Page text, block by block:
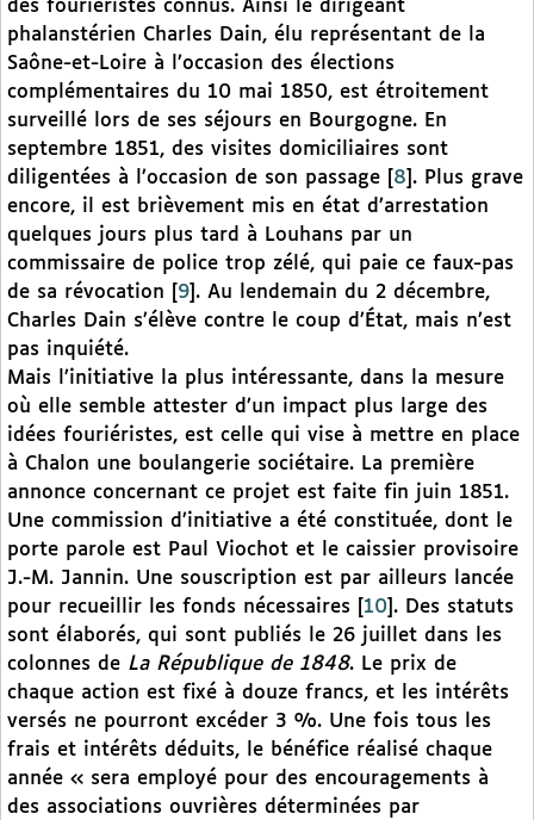
des fouriéristes connus. Ainsi le dirigeant
phalanstérien Charles Dain, élu représentant de la
Saône-et-Loire à l’occasion des élections
complémentaires du 10 mai 1850, est étroitement
surveillé lors de ses séjours en Bourgogne. En
septembre 1851, des visites domiciliaires sont
diligentées à l’occasion de son passage
8 . Plus grave
encore, il est brièvement mis en état d’arrestation
quelques jours plus tard à Louhans par un
commissaire de police trop zélé, qui paie ce faux-pas
de sa révocation
9 . Au lendemain du 2 décembre,
Charles Dain s’élève contre le coup d’État, mais n’est
pas inquiété.
Mais l’initiative la plus intéressante, dans la mesure
où elle semble attester d’un impact plus large des
idées fouriéristes, est celle qui vise à mettre en place
à Chalon une boulangerie sociétaire. La première
annonce concernant ce projet est faite fin juin 1851.
Une commission d’initiative a été constituée, dont le
porte parole est Paul Viochot et le caissier provisoire
J.-M. Jannin. Une souscription est par ailleurs lancée
pour recueillir les fonds nécessaires
10 . Des statuts
sont élaborés, qui sont publiés le 26 juillet dans les
colonnes de La République de 1848. Le prix de
chaque action est fixé à douze francs, et les intérêts
versés ne pourront excéder 3 %. Une fois tous les
frais et intérêts déduits, le bénéfice réalisé chaque
année « sera employé pour des encouragements à
des associations ouvrières déterminées par